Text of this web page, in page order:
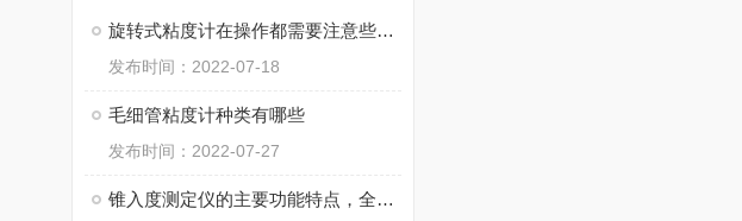
旋转式粘度计在操作都需要注意些什么呢
发布时间：2022-07-18
毛细管粘度计种类有哪些
发布时间：2022-07-27
锥入度测定仪的主要功能特点，全都在这儿了！